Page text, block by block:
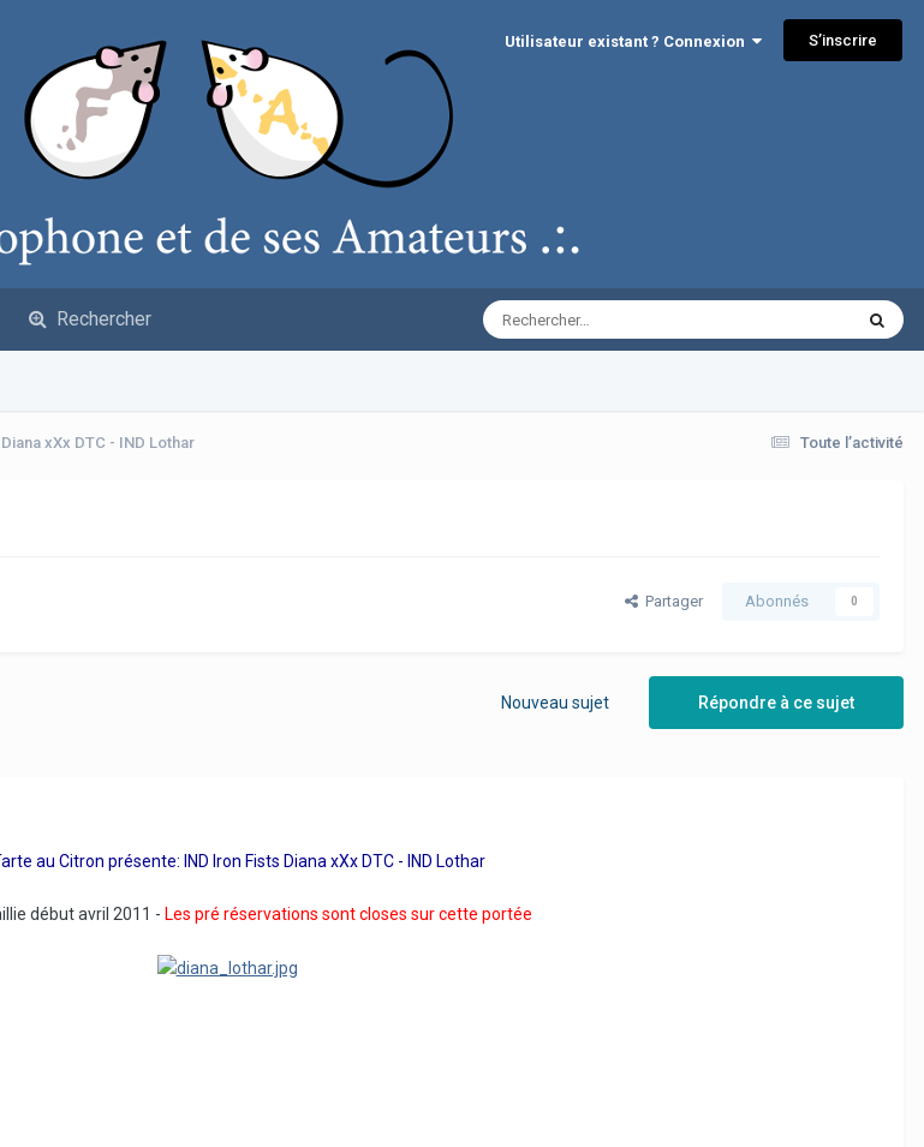
Utilisateur existant ? Connexion S’inscrire
Rechercher
Toute l’activité
xXx DTC - IND Lothar
Partager Abonnés 0
Répondre à ce sujet
Nouveau sujet
au Citron présente: IND Iron Fists Diana xXx DTC - IND Lothar
début avril 2011 - Les pré réservations sont closes sur cette portée